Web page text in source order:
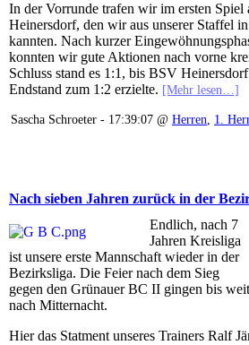
In der Vorrunde trafen wir im ersten
Heinersdorf, den wir aus unserer Staffel
kannten. Nach kurzer
konnten wir gute Aktionen nach vorne
Schluss stand es 1:1, bis BSV
Endstand zum 1:2 erzielte. [Mehr lesen…]
Sascha Schroeter - 17:39:07 @ Herren 1.
Nach sieben Jahren zurück in der
Endlich, nach 7
Jahren Kreisliga
ist unsere erste Mannschaft wieder in der
Bezirksliga. Die Feier nach dem Sieg
gegen den Grünauer BC II gingen bis weit
nach Mitternacht.
Hier das Statment unseres Trainers Ralf